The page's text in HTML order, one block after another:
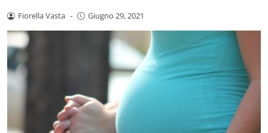
Fiorella Vasta - Giugno 29, 2021